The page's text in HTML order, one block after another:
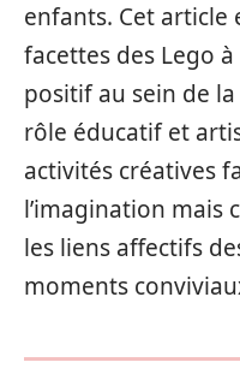
enfants. Cet article
facettes des Lego
positif au sein de
rôle éducatif et
activités créatives
l’imagination mais
les liens affectifs
moments